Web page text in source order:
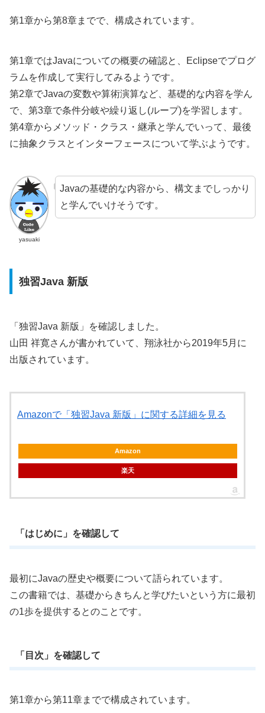
第1章から第8章までで、構成されています。
第1章ではJavaについての概要の確認と、Eclipseでプログ
ラムを作成して実行してみるようです。
第2章でJavaの変数や算術演算など、基礎的な内容を学ん
で、第3章で条件分岐や繰り返し(ループ)を学習します。
第4章からメソッド・クラス・継承と学んでいって、最後
に抽象クラスとインターフェースについて学ぶようです。
yasuaki
Javaの基礎的な内容から、構文までしっかり
と学んでいけそうです。
独習Java 新版
「独習Java 新版」を確認しました。
山田 祥寛さんが書かれていて、翔泳社から2019年5月に
出版されています。
Amazonで「独習Java 新版」に関する詳細を見る
Amazon
楽天
「はじめに」を確認して
最初にJavaの歴史や概要について語られています。
この書籍では、基礎からきちんと学びたいという方に最初
の1歩を提供するとのことです。
「目次」を確認して
第1章から第11章までで構成されています。